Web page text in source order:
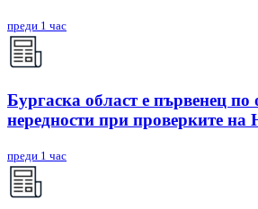
преди 1 час
Бургаска област е първенец по
нередности при проверките
преди 1 час